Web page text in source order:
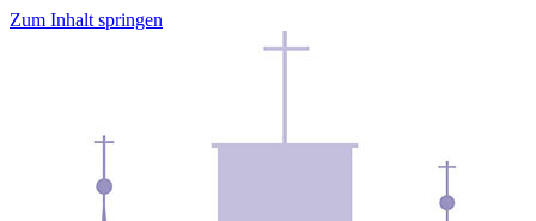
Zum Inhalt springen